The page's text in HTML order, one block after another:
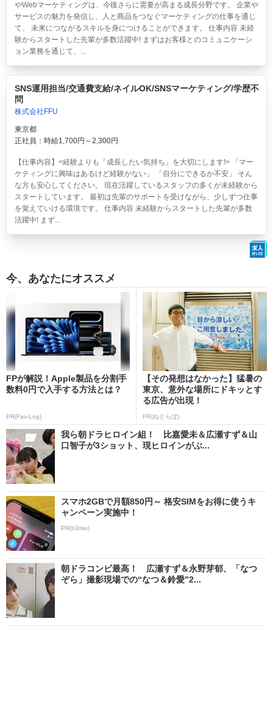
やWebマーケティングは、今後さらに需要が高まる成長分野です。 企業や
サービスの魅力を発信し、人と商品をつなぐマーケティングの仕事を通じ
て、 未来につながるスキルを身につけることができます。 仕事内容 未経
験からスタートした先輩が多数活躍中! まずはお客様とのコミュニケーシ
ョン業務を通じて、...
SNS運用担当/交通費支給/ネイルOK/SNSマーケティング/学歴不
問
株式会社FFU
東京都
正社員：時給1,700円～2,300円
【仕事内容】<経験よりも「成長したい気持ち」を大切にします!> 「マー
ケティングに興味はあるけど経験がない」 「自分にできるか不安」 そん
な方も安心してください。 現在活躍しているスタッフの多くが未経験から
スタートしています。 最初は先輩のサポートを受けながら、少しずつ仕事
を覚えていける環境です。 仕事内容 未経験からスタートした先輩が多数
活躍中! まず...
今、あなたにオススメ
FPが解説！Apple製品を分割手
数料0円で入手する方法とは？
PR(Fav-Log)
【その発想はなかった】猛暑の
東京、意外な場所にドキッとす
る広告が出現！
PR(ねとらぼ)
我ら朝ドラヒロイン組！ 比嘉愛未＆広瀬すず＆山
口智子が3ショット、現ヒロインがぶ...
スマホ2GBで月額850円～ 格安SIMをお得に使うキ
ャンペーン実施中！
PR(IIJmio)
朝ドラコンビ最高！ 広瀬すず＆永野芽郁、「なつ
ぞら」撮影現場での“なつ＆鈴愛”2...